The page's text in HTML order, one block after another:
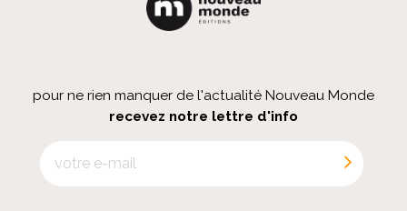
pour ne rien manquer de l'actualité Nouveau Monde
recevez notre lettre d'info